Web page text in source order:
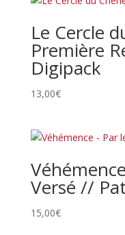
Le Cercle
Première
Digipack
13,00€
Versé //
15,00€